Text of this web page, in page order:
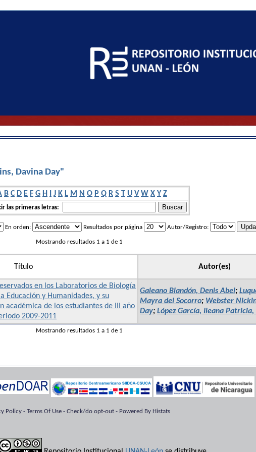
Davina Day"
B C D E F G H I J K L M N O P Q R S T U V W X Y Z
las primeras letras:
En orden: Resultados por página Autor/Registro:
Mostrando resultados 1 a 1 de 1
Título Autor(es)
en los Laboratorios de Biología
Educación y Humanidades, y su
académica de los estudiantes de III año
2009-2011
Galeano Blandón, Denis Abel;
Mayra del Socorro; Webster
Day; López García, Ileana
Mostrando resultados 1 a 1 de 1
Policy - Terms Of Use - Check/do opt-out - Powered By Histats